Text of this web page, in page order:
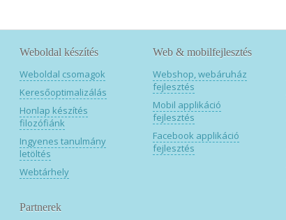
Weboldal készítés
Weboldal csomagok
Keresőoptimalizálás
Honlap készítés
filozófiánk
Ingyenes tanulmány
letöltés
Webtárhely
Web & mobilfejlesztés
Webshop, webáruház
fejlesztés
Mobil applikáció
fejlesztés
Facebook applikáció
fejlesztés
Partnerek